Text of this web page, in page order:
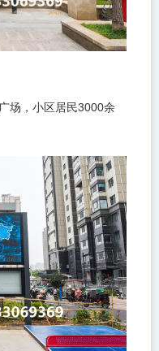
场，小区居民3000余